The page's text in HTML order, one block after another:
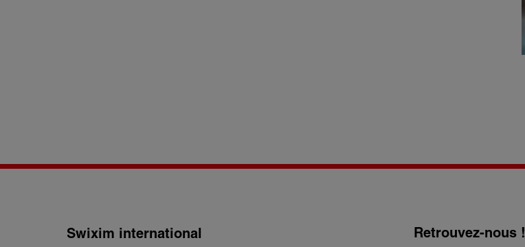
Swixim international Retrouvez-nous !